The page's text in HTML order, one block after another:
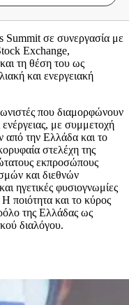
σε συνεργασία με
Exchange,
τη θέση του ως
και ενεργειακή
που διαμορφώνουν
ενέργειας, με συμμετοχή
την Ελλάδα και το
στελέχη της
εκπροσώπους
και διεθνών
ηγετικές φυσιογνωμίες
Η ποιότητα και το κύρος
της Ελλάδας ως
διαλόγου.